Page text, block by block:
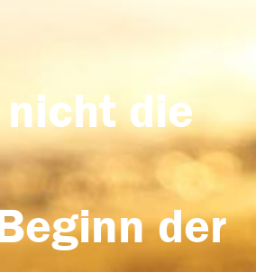
nicht die
der